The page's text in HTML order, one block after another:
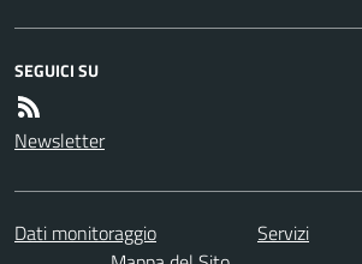
SEGUICI SU
Newsletter
Dati monitoraggio Servizi